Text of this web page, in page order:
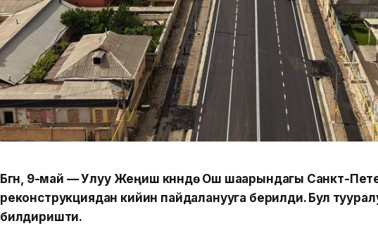
Бүгүн, 9-май — Улуу Жеңиш күнүндө Ош шаарындагы Санкт-
реконструкциядан кийин пайдаланууга берилди. Бул
билдиришти.